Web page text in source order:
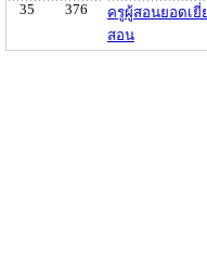
35
376
ครูผู้สอนยอดเยี่
สอน